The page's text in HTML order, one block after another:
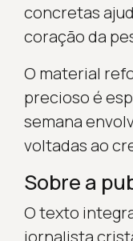
concretas
coração da
O material
precioso é
semana
voltadas ao
Sobre a
O texto
jornalista